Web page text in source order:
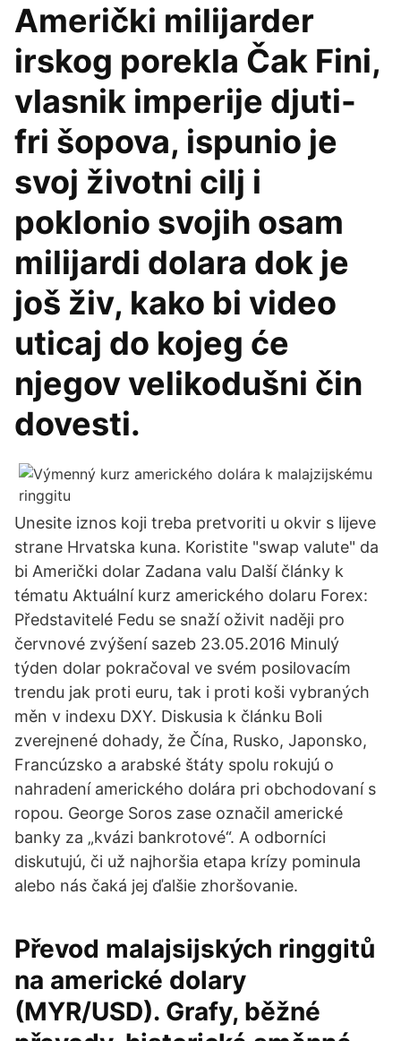
Američki milijarder
irskog porekla Čak Fini,
vlasnik imperije djuti-
fri šopova, ispunio je
svoj životni cilj i
poklonio svojih osam
milijardi dolara dok je
još živ, kako bi video
uticaj do kojeg će
njegov velikodušni čin
dovesti.
Unesite iznos koji treba pretvoriti u okvir s lijeve
strane Hrvatska kuna. Koristite "swap valute" da
bi Američki dolar Zadana valu Další články k
tématu Aktuální kurz amerického dolaru Forex:
Představitelé Fedu se snaží oživit naději pro
červnové zvýšení sazeb 23.05.2016 Minulý
týden dolar pokračoval ve svém posilovacím
trendu jak proti euru, tak i proti koši vybraných
měn v indexu DXY. Diskusia k článku Boli
zverejnené dohady, že Čína, Rusko, Japonsko,
Francúzsko a arabské štáty spolu rokujú o
nahradení amerického dolára pri obchodovaní s
ropou. George Soros zase označil americké
banky za „kvázi bankrotové“. A odborníci
diskutujú, či už najhoršia etapa krízy pominula
alebo nás čaká jej ďalšie zhoršovanie.
Převod malajsijských ringgitů
na americké dolary
(MYR/USD). Grafy, běžné